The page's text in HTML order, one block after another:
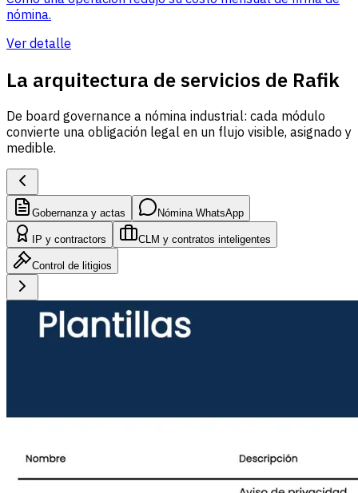
nómina.
Ver detalle
La arquitectura de servicios de Rafik
De board governance a nómina industrial: cada módulo
convierte una obligación legal en un flujo visible, asignado y
medible.
Gobernanza y actas Nómina WhatsApp
IP y contractors CLM y contratos inteligentes
Control de litigios